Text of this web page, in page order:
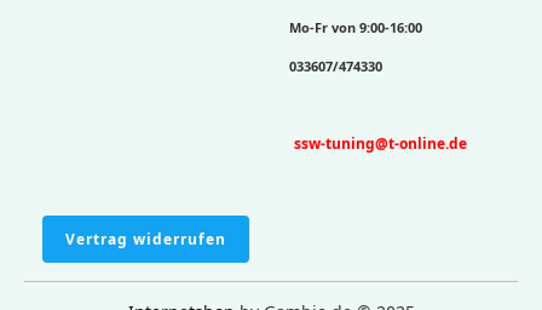
Mo-Fr von 9:00-16:00
033607/474330
ssw-tuning@t-online.de
Vertrag widerrufen